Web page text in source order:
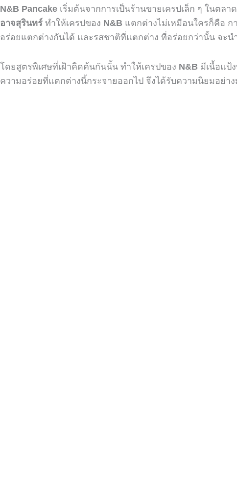
N&B Pancake เริ่มต้นจากการเป็นร้านขายเครปเล็ก ๆ ในต
อาจสุรินทร์ ทำให้เครปของ N&B แตกต่างไม่เหมือนใครก็คือ ก
อร่อยแตกต่างกันได้ และรสชาติที่แตกต่าง ที่อร่อยกว่านั้น จะ
โดยสูตรพิเศษที่เฝ้าคิดค้นกันนั้น ทำให้เครปของ N&B มีเนื้อแป้
ความอร่อยที่แตกต่างนี้กระจายออกไป จึงได้รับความนิยมอย่า